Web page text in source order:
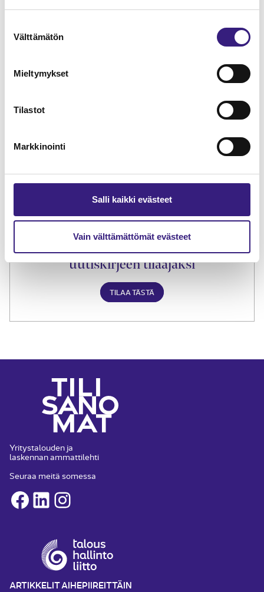
valinta
Välttämätön
Mieltymykset
Tilastot
Markkinointi
Salli kaikki evästeet
Vain välttämättömät evästeet
näytenumero
Liity Tilisanomien
uutiskirjeen tilaajaksi
TILAA TÄSTÄ
Yritystalouden ja
laskennan ammattilehti
Seuraa meitä somessa
Facebook
LinkedInInstagram
ARTIKKELIT AIHEPIIREITTÄIN